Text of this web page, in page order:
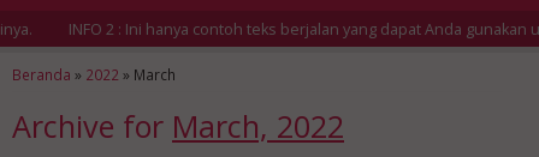
INFO 2 : Ini hanya contoh teks berjalan yang dapat Anda gunakan
Beranda » 2022 » March
Archive for March, 2022